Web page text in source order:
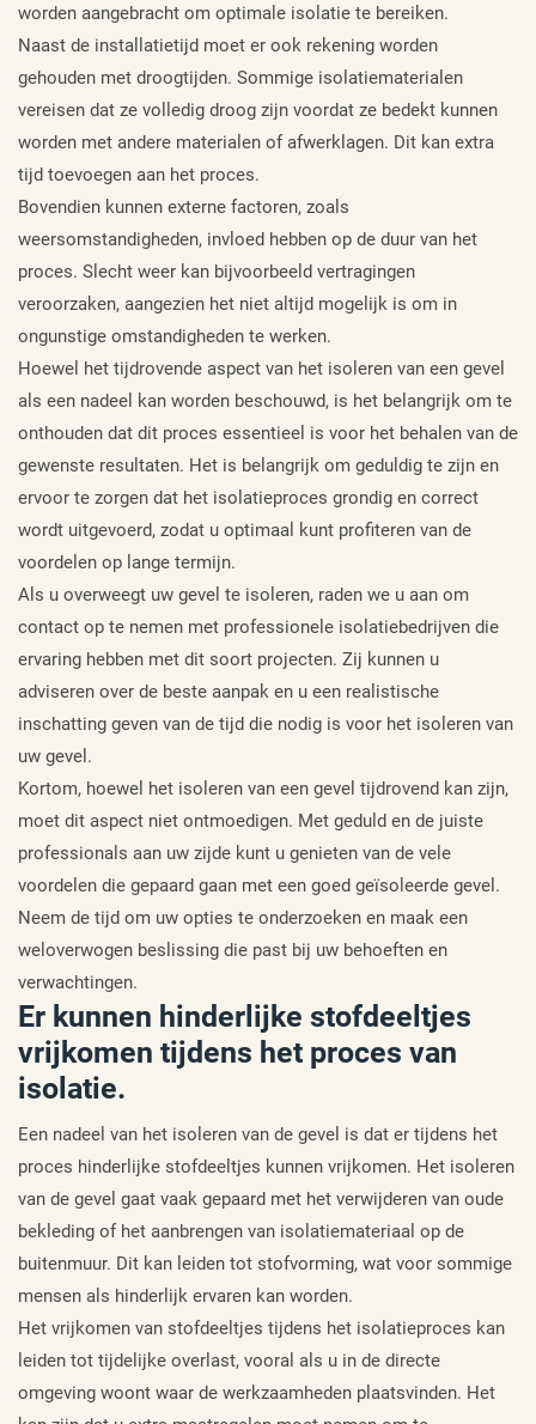
worden aangebracht om optimale isolatie te bereiken.
Naast de installatietijd moet er ook rekening worden
gehouden met droogtijden. Sommige isolatiematerialen
vereisen dat ze volledig droog zijn voordat ze bedekt kunnen
worden met andere materialen of afwerklagen. Dit kan extra
tijd toevoegen aan het proces.
Bovendien kunnen externe factoren, zoals
weersomstandigheden, invloed hebben op de duur van het
proces. Slecht weer kan bijvoorbeeld vertragingen
veroorzaken, aangezien het niet altijd mogelijk is om in
ongunstige omstandigheden te werken.
Hoewel het tijdrovende aspect van het isoleren van een gevel
als een nadeel kan worden beschouwd, is het belangrijk om te
onthouden dat dit proces essentieel is voor het behalen van de
gewenste resultaten. Het is belangrijk om geduldig te zijn en
ervoor te zorgen dat het isolatieproces grondig en correct
wordt uitgevoerd, zodat u optimaal kunt profiteren van de
voordelen op lange termijn.
Als u overweegt uw gevel te isoleren, raden we u aan om
contact op te nemen met professionele isolatiebedrijven die
ervaring hebben met dit soort projecten. Zij kunnen u
adviseren over de beste aanpak en u een realistische
inschatting geven van de tijd die nodig is voor het isoleren van
uw gevel.
Kortom, hoewel het isoleren van een gevel tijdrovend kan zijn,
moet dit aspect niet ontmoedigen. Met geduld en de juiste
professionals aan uw zijde kunt u genieten van de vele
voordelen die gepaard gaan met een goed geïsoleerde gevel.
Neem de tijd om uw opties te onderzoeken en maak een
weloverwogen beslissing die past bij uw behoeften en
verwachtingen.
Er kunnen hinderlijke stofdeeltjes
vrijkomen tijdens het proces van
isolatie.
Een nadeel van het isoleren van de gevel is dat er tijdens het
proces hinderlijke stofdeeltjes kunnen vrijkomen. Het isoleren
van de gevel gaat vaak gepaard met het verwijderen van oude
bekleding of het aanbrengen van isolatiemateriaal op de
buitenmuur. Dit kan leiden tot stofvorming, wat voor sommige
mensen als hinderlijk ervaren kan worden.
Het vrijkomen van stofdeeltjes tijdens het isolatieproces kan
leiden tot tijdelijke overlast, vooral als u in de directe
omgeving woont waar de werkzaamheden plaatsvinden. Het